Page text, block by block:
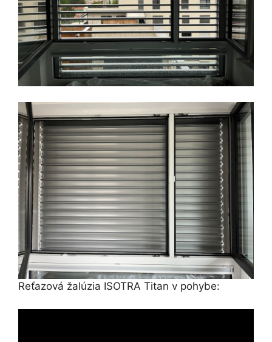
Reťazová žalúzia ISOTRA Titan v pohybe: